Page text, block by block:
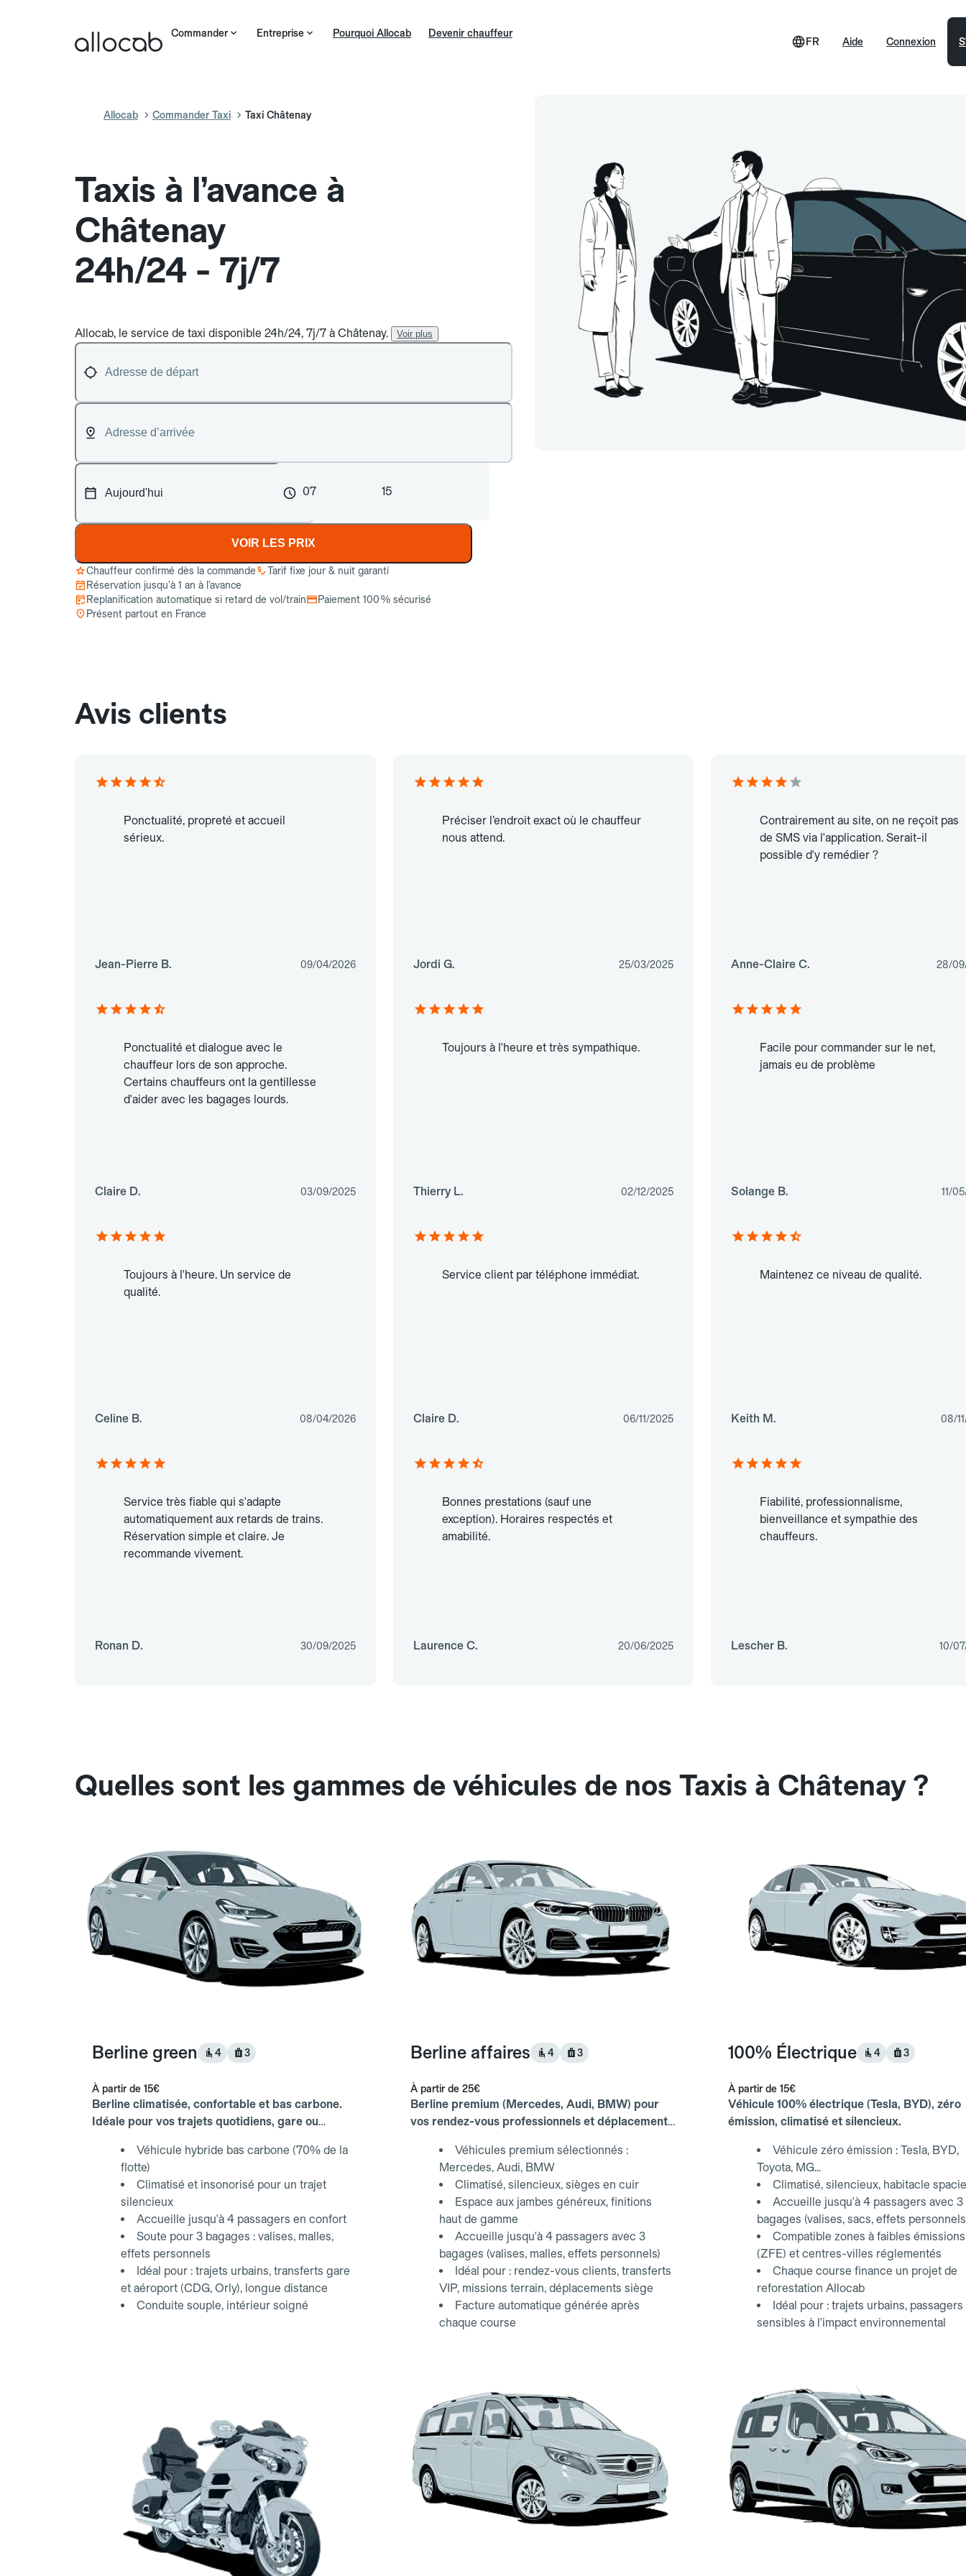
Commander Entreprise Pourquoi Allocab Devenir chauffeur
Aide
FR Connexion
Allocab Commander Taxi Taxi Châtenay
Taxis à l’avance à
Châtenay
24h/24 - 7j/7
Allocab, le service de taxi disponible 24h/24, 7j/7 à Châtenay. Voir plus
07 15
VOIR LES PRIX
Chauffeur confirmé dès la commande
Tarif fixe jour & nuit garanti
Réservation jusqu’à 1 an à l’avance
Replanification automatique si retard de vol/train
Paiement 100 % sécurisé
Présent partout en France
Avis clients
Ponctualité, propreté et accueil
sérieux.
Jean-Pierre B. 09/04/2026
Préciser l’endroit exact où le chauffeur
nous attend.
Jordi G. 25/03/2025
Contrairement au site, on ne reçoit pas
de SMS via l'application. Serait-il
possible d'y remédier ?
Anne-Claire C. 28/
Ponctualité et dialogue avec le
chauffeur lors de son approche.
Certains chauffeurs ont la gentillesse
d'aider avec les bagages lourds.
Claire D. 03/09/2025
Toujours à l'heure et très sympathique.
Thierry L. 02/12/2025
Facile pour commander sur le net,
jamais eu de problème
Solange B. 11/
Toujours à l'heure. Un service de
qualité.
Celine B. 08/04/2026
Service client par téléphone immédiat.
Claire D. 06/11/2025
Maintenez ce niveau de qualité.
Keith M. 08/
Service très fiable qui s'adapte
automatiquement aux retards de trains.
Réservation simple et claire. Je
recommande vivement.
Ronan D. 30/09/2025
Bonnes prestations (sauf une
exception). Horaires respectés et
amabilité.
Laurence C. 20/06/2025
Fiabilité, professionnalisme,
bienveillance et sympathie des
chauffeurs.
Lescher B. 10/
Quelles sont les gammes de véhicules de nos Taxis à Châtenay ?
Berline green 4 3
À partir de 15€
Berline climatisée, confortable et bas carbone.
Idéale pour vos trajets quotidiens, gare ou
Véhicule hybride bas carbone (70% de la
flotte)
Climatisé et insonorisé pour un trajet
silencieux
Accueille jusqu'à 4 passagers en confort
Soute pour 3 bagages : valises, malles,
effets personnels
Idéal pour : trajets urbains, transferts gare
et aéroport (CDG, Orly), longue distance
Conduite souple, intérieur soigné
Berline affaires 4 3
À partir de 25€
Berline premium (Mercedes, Audi, BMW) pour
vos rendez-vous professionnels et déplacements
Véhicules premium sélectionnés :
Mercedes, Audi, BMW
Climatisé, silencieux, sièges en cuir
Espace aux jambes généreux, finitions
haut de gamme
Accueille jusqu'à 4 passagers avec 3
bagages (valises, malles, effets personnels)
Idéal pour : rendez-vous clients, transferts
VIP, missions terrain, déplacements siège
Facture automatique générée après
chaque course
100% Électrique 4 3
À partir de 15€
Véhicule 100% électrique (Tesla, BYD), zéro
émission, climatisé et silencieux.
Véhicule zéro émission : Tesla, BYD,
Toyota, MG...
Climatisé, silencieux, habitacle
Accueille jusqu'à 4 passagers avec 3
bagages (valises, sacs, effets
Compatible zones à faibles émissions
(ZFE) et centres-villes réglementés
Chaque course finance un projet de
reforestation Allocab
Idéal pour : trajets urbains, passagers
sensibles à l'impact environnemental